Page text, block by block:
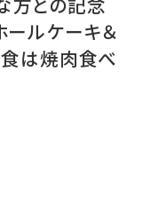
ルケーキ＆
食は焼肉食べ